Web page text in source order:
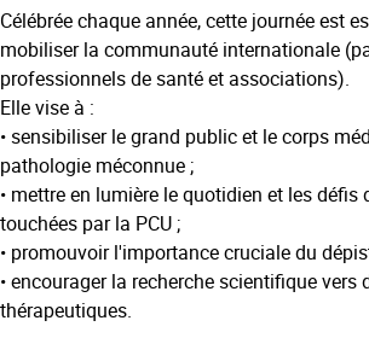
Célébrée chaque année, cette journée est
mobiliser la communauté internationale
professionnels de santé et associations).
Elle vise à :
• sensibiliser le grand public et le corps
pathologie méconnue ;
• mettre en lumière le quotidien et les défis
touchées par la PCU ;
• promouvoir l'importance cruciale du
• encourager la recherche scientifique vers
thérapeutiques.